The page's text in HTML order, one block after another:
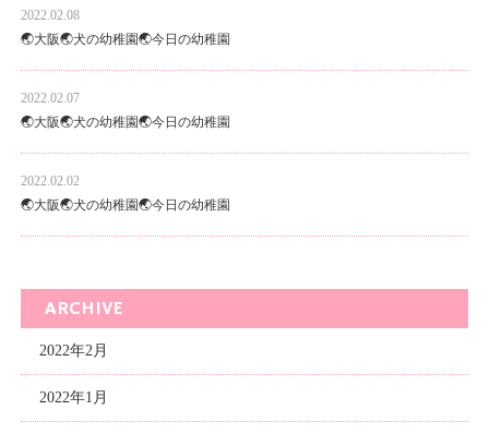
2022.02.08
🌏大阪🌏犬の幼稚園🌏今日の幼稚園
2022.02.07
🌏大阪🌏犬の幼稚園🌏今日の幼稚園
2022.02.02
🌏大阪🌏犬の幼稚園🌏今日の幼稚園
ARCHIVE
2022年2月
2022年1月